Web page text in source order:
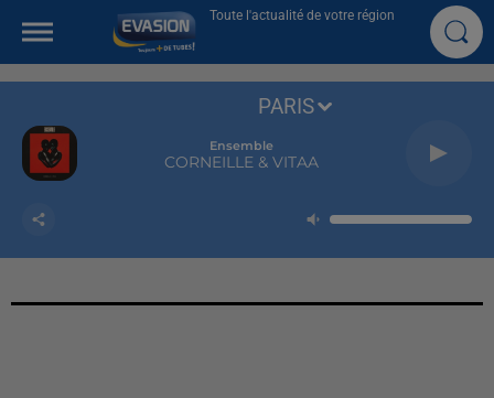
Toute l'actualité de votre région
Ensemble
CORNEILLE & VITAA
PARIS